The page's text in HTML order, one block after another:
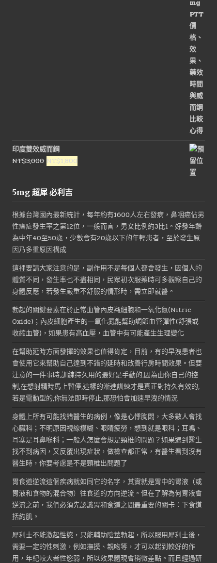
印度雙效威而鋼
NT$3,000 原
格：
NT$1,800
5mg 超犀 必利吉
根據台灣國內最新統計，每年約有1600人左右發病，鼻咽癌佔男
性癌症發生率之第12位，一般而言，男女比例約3比1。好發年齡
為中年40至50歲，少數會有20歲以下的年輕患者，至於發生原
因乃多重原因構成
這裡要請大家注意的是，副作用不是每個人都會發生，因個人的
體質不同，發生率也不盡相同，民眾初次服藥時可多觀察自己的
身體反應，若發生嚴重不舒服的情形時，需立即就醫。
勃起的關鍵要素在於正常血管內皮襯細胞和一氧化氮(Nitric
Oxide)；內皮細胞產生的一氧化氮能幫助調節血管彈性(舒張或
收縮血管)，如果患有高血壓，血管中有可能產生生理變化
在幫助延時方面發揮的效果也值得肯定，目前，有的早洩患者也
會使用它來幫助自己達到不錯的延時和改善行房時間效果。但要
注意的一件事時,訓練持久用的最好是手動的,因為由你自己的控
制,在想射精時馬上暫停,這樣的漸進訓練才是真正對持久有效的,
若是電動型的,你無法即時停止,那恐怕會加速早洩的情況
身體上所有可能找錯醫生的病例，像是心悸胸悶，大多數人會找
心臟科；不明原因視線模糊、眼睛疲勞，想到就是眼科；耳鳴、
耳塞是耳鼻喉科；一般人怎麼會想是頸椎的問題？如果遇到醫生
找不到病因，又反覆出現症狀，做檢查都正常，有醫生看到沒有
醫生時，你要考慮是不是頸椎出問題了
胃食道逆流這個疾病就如同它的名字，其實就是胃中的胃液（或
胃液和食物的混合物）往食道的方向逆流。但在了解為何胃液會
逆流之前，我們必須先認識胃和食道之間最重要的關卡：下食道
括約肌。
犀利士不能激起性慾，只能輔助陰莖勃起，所以服用犀利士後，
需要一定的性刺激，例如撫摸、親吻等，才可以起到較好的作
用，年紀較大者性慾弱，所以效果體現會稍微差點。而且經過研